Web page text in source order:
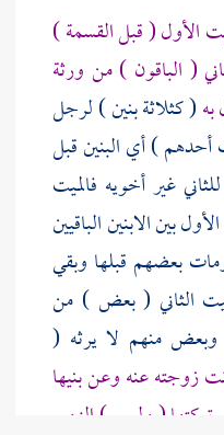
الأول ( قبل القسمة )
( الباقون ) من ورثة
( كثلاثة بنين ) لرجل
) أي البنين قبل
غير أخويه فالميت
بين الابنين الباقيين
بعضهم قبلها وبقي
الثاني ( بعض ) من
وبعض منهم لا يرثه (
زوجته عنه وعن بنيها
( وليس ) الزوج